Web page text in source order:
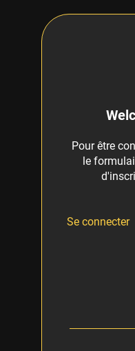
Pour être
le
Se connecter